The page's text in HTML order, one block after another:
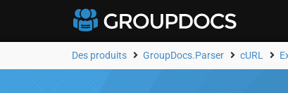
Des produits GroupDocs.Parser cURL